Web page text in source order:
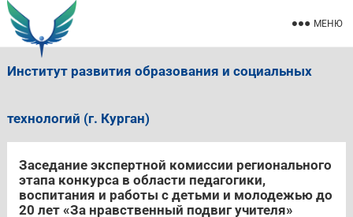
Институт развития образования и социальных
технологий (г. Курган)
МЕНЮ
Заседание экспертной комиссии регионального
этапа конкурса в области педагогики,
воспитания и работы с детьми и молодежью до
20 лет «За нравственный подвиг учителя»